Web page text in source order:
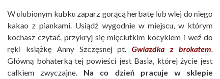
W ulubionym kubku zaparz gorącą herbatę lub wlej do niego
kakao z piankami. Usiądź wygodnie w miejscu, w którym
kochasz czytać, przykryj się mięciutkim kocykiem i weź do
ręki książkę Anny Szczęsnej pt.Gwiazdka z brokatem.
Główną bohaterką tej powieści jest Basia, której życie jest
całkiem zwyczajne. Na co dzień pracuje w sklepie